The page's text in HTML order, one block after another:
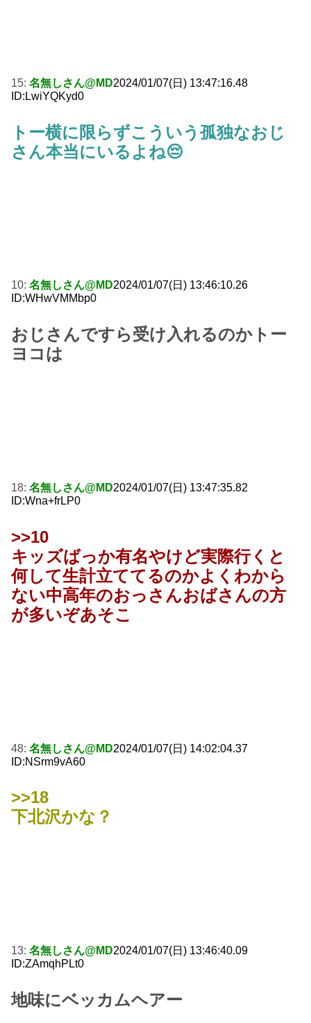
15: 名無しさん@MD2024/01/07(日) 13:47:16.48
ID:LwiYQKyd0
トー横に限らずこういう孤独なおじ
さん本当にいるよね😔
10: 名無しさん@MD2024/01/07(日) 13:46:10.26
ID:WHwVMMbp0
おじさんですら受け入れるのかトー
ヨコは
18: 名無しさん@MD2024/01/07(日) 13:47:35.82
ID:Wna+frLP0
>>10
キッズばっか有名やけど実際行くと
何して生計立ててるのかよくわから
ない中高年のおっさんおばさんの方
が多いぞあそこ
48: 名無しさん@MD2024/01/07(日) 14:02:04.37
ID:NSrm9vA60
>>18
下北沢かな？
13: 名無しさん@MD2024/01/07(日) 13:46:40.09
ID:ZAmqhPLt0
地味にベッカムヘアー